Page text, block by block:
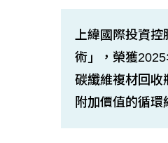
上緯國際投資控
術」，榮獲
碳纖維複材回收
附加價值的循環